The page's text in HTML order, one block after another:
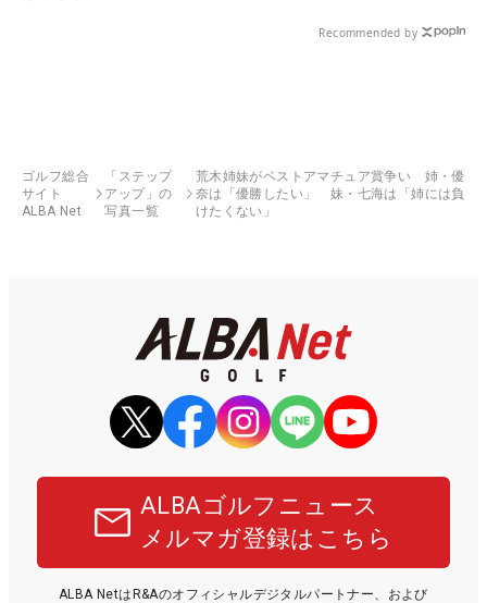
Recommended by
ゴルフ総合
サイト
ALBA Net
「ステップ
アップ」の
写真一覧
荒木姉妹がベストアマチュア賞争い 姉・優
奈は「優勝したい」 妹・七海は「姉には負
けたくない」
ALBAゴルフニュース
メルマガ登録はこちら
ALBA NetはR&Aのオフィシャルデジタルパートナー、および